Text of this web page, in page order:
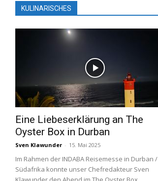
KULINARISCHES
Eine Liebeserklärung an The
Oyster Box in Durban
Sven Klawunder - 15. Mai 2025
Im Rahmen der INDABA Reisemesse in Durban /
Südafrika konnte unser Chefredakteur Sven